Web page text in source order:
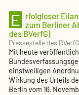
E rfolgloser
zum Berliner
des BVerfG)
Pressestelle des BVerfG
Mit heute
einstweiligen
Wirkung des Urteils
Berlin vom 16.